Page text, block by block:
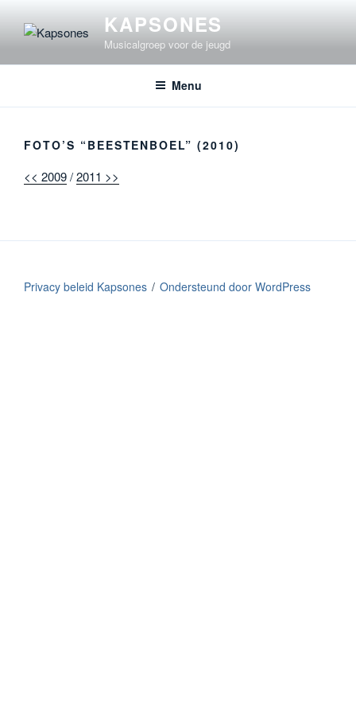
inhoud
KAPSONES
Musicalgroep voor de jeugd
Menu
FOTO’S “BEESTENBOEL” (2010)
<< 2009/2011 >>
Privacy beleid Kapsones Ondersteund door WordPress